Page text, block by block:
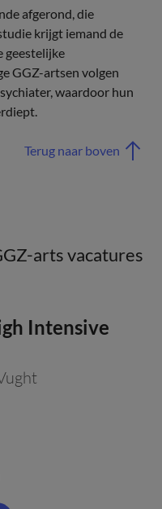
afgerond, die
krijgt iemand de
geestelijke
GGZ-artsen volgen
waardoor hun
Terug naar boven
arts vacatures
Intensive